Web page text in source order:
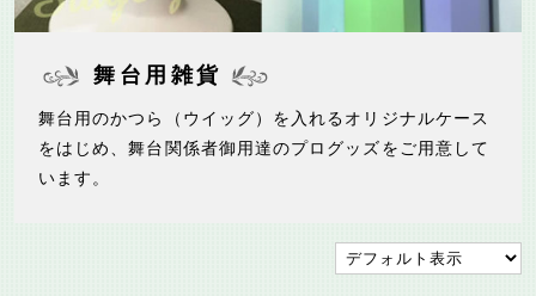
舞台用雑貨
舞台用のかつら（ウイッグ）を入れるオリジナルケース
をはじめ、舞台関係者御用達のプログッズをご用意して
います。